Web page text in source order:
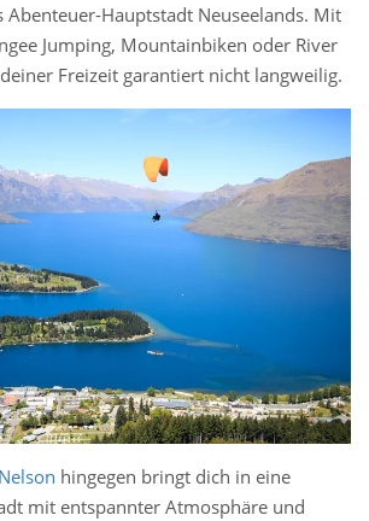
Abenteuer-Hauptstadt Neuseelands. Mit
Jumping, Mountainbiken oder River
Freizeit garantiert nicht langweilig.
hingegen bringt dich in eine
mit entspannter Atmosphäre und